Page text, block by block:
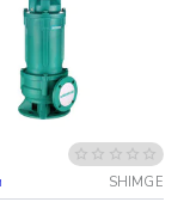
доставка SHIMGE